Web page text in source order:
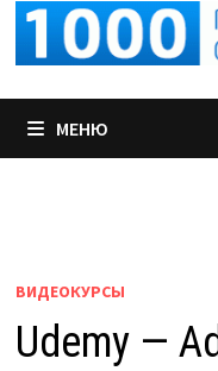
МЕНЮ
ВИДЕОКУРСЫ
Udemy —